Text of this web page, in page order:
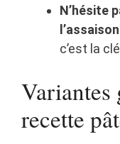
N’hésite
c’est la
Variantes
recette